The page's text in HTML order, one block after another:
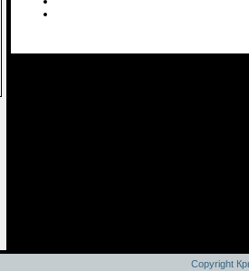
Copyright